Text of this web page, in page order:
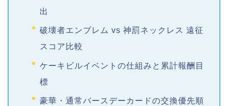
出
破壊者エンブレム vs 神罰ネックレス 遠征
スコア比較
ケーキビルイベントの仕組みと累計報酬目
標
豪華・通常バースデーカードの交換優先順